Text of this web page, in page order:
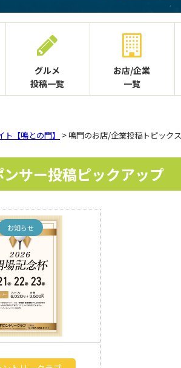
グルメ
投稿一覧
お店/企業
一覧
【鳴との門】 > 鳴門のお店/企業投稿トピックス
ンサー投稿ピックアップ
お知らせ